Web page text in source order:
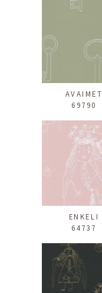
AVAIMET
69790
ENKELI
64737